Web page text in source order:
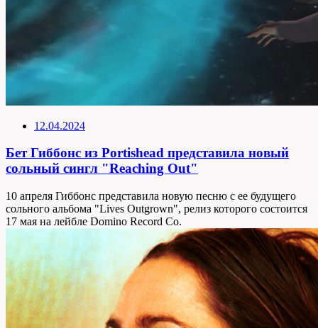
12.04.2024
Бет Гиббонс из Portishead представила новый
сольный сингл "Reaching Out"
10 апреля Гиббонс представила новую песню с ее будущего
сольного альбома "Lives Outgrown", релиз которого состоится
17 мая на лейбле Domino Record Co.